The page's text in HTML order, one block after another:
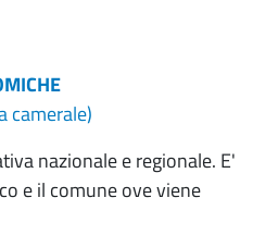
camerale)
nazionale e regionale. E'
e il comune ove viene